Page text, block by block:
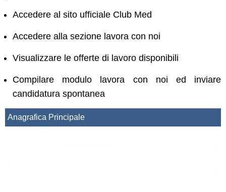
Accedere al sito ufficiale Club Med
Accedere alla sezione lavora con noi
Visualizzare le offerte di lavoro disponibili
Compilare modulo lavora con noi ed inviare
candidatura spontanea
Anagrafica Principale